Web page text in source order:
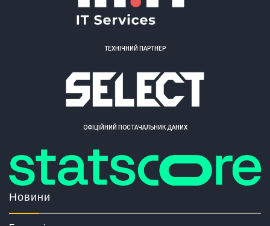
ТЕХНІЧНИЙ ПАРТНЕР
ОФІЦІЙНИЙ ПОСТАЧАЛЬНИК ДАНИХ
Новини